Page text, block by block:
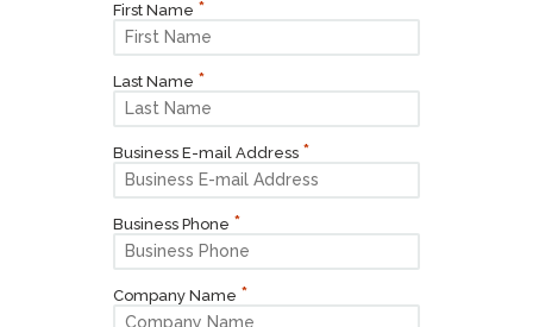
First Name
Last Name
Business E-mail Address
Business Phone
Company Name